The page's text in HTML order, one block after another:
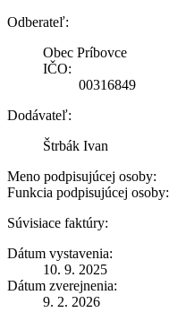
Odberateľ:
Obec Príbovce
IČO:
00316849
Dodávateľ:
Štrbák Ivan
Meno podpisujúcej osoby:
Funkcia podpisujúcej osoby:
Súvisiace faktúry:
Dátum vystavenia:
10. 9. 2025
Dátum zverejnenia:
9. 2. 2026